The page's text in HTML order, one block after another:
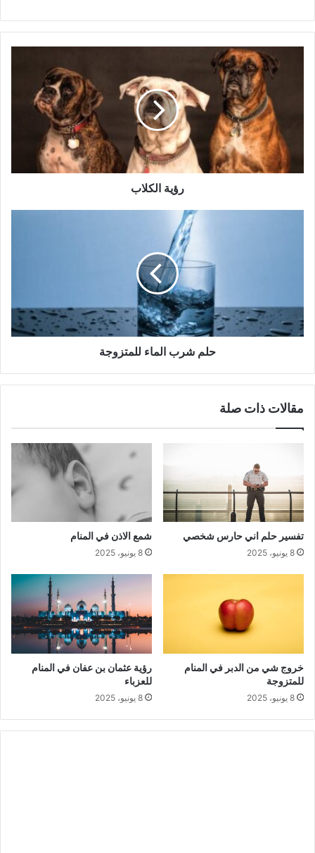
رؤية الكلاب
حلم شرب الماء للمتزوجة
مقالات ذات صلة
تفسير حلم اني حارس شخصي
8 يونيو، 2025
شمع الاذن في المنام
8 يونيو، 2025
خروج شي من الدبر في المنام
للمتزوجة
8 يونيو، 2025
رؤية عثمان بن عفان في المنام
للعزباء
8 يونيو، 2025